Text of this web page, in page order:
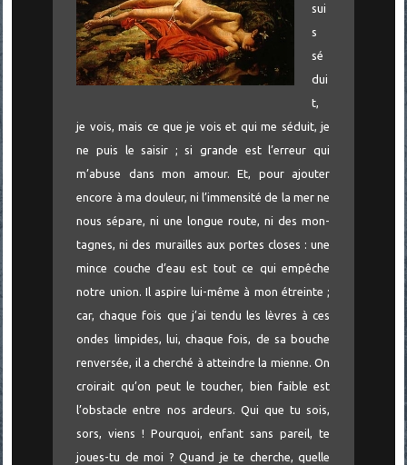
sui
s
sé
dui
t,
je vois, mais ce que je vois et qui me séduit, je
ne puis le saisir ; si grande est l’erreur qui
m’abuse dans mon amour. Et, pour ajouter
encore à ma douleur, ni l’immensité de la mer ne
nous sépare, ni une longue route, ni des mon­
tagnes, ni des murailles aux portes closes : une
mince couche d’eau est tout ce qui empêche
notre union. Il aspire lui-même à mon étreinte ;
car, chaque fois que j’ai tendu les lèvres à ces
ondes limpides, lui, chaque fois, de sa bouche
renversée, il a cherché à atteindre la mienne. On
croirait qu’on peut le toucher, bien faible est
l’ob­stacle entre nos ardeurs. Qui que tu sois,
sors, viens ! Pourquoi, enfant sans pareil, te
joues-tu de moi ? Quand je te cherche, quelle